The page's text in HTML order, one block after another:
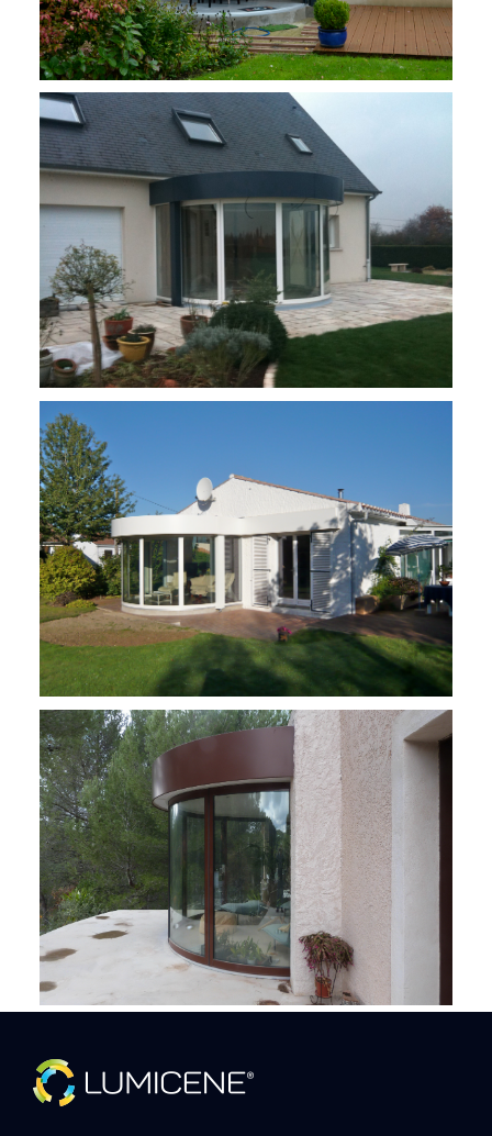
Rénovation au Mans
Rénovation à Brains
Rénovation à Cassis